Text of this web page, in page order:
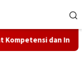
dan Integritas